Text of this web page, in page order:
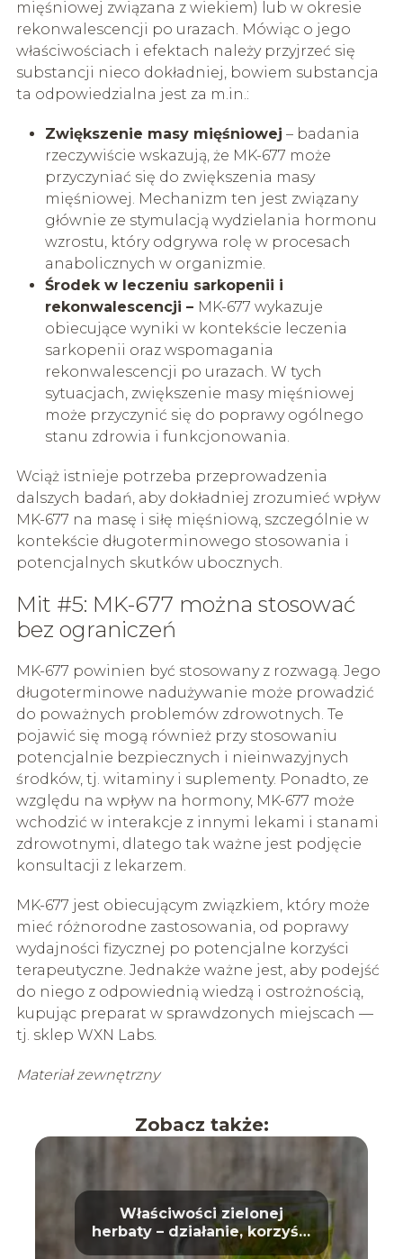
mięśniowej związana z wiekiem) lub w okresie
rekonwalescencji po urazach. Mówiąc o jego
właściwościach i efektach należy przyjrzeć się
substancji nieco dokładniej, bowiem substancja
ta odpowiedzialna jest za m.in.:
Zwiększenie masy mięśniowej – badania
rzeczywiście wskazują, że MK-677 może
przyczyniać się do zwiększenia masy
mięśniowej. Mechanizm ten jest związany
głównie ze stymulacją wydzielania hormonu
wzrostu, który odgrywa rolę w procesach
anabolicznych w organizmie.
Środek w leczeniu sarkopenii i
rekonwalescencji – MK-677 wykazuje
obiecujące wyniki w kontekście leczenia
sarkopenii oraz wspomagania
rekonwalescencji po urazach. W tych
sytuacjach, zwiększenie masy mięśniowej
może przyczynić się do poprawy ogólnego
stanu zdrowia i funkcjonowania.
Wciąż istnieje potrzeba przeprowadzenia
dalszych badań, aby dokładniej zrozumieć wpływ
MK-677 na masę i siłę mięśniową, szczególnie w
kontekście długoterminowego stosowania i
potencjalnych skutków ubocznych.
Mit #5: MK-677 można stosować
bez ograniczeń
MK-677 powinien być stosowany z rozwagą. Jego
długoterminowe nadużywanie może prowadzić
do poważnych problemów zdrowotnych. Te
pojawić się mogą również przy stosowaniu
potencjalnie bezpiecznych i nieinwazyjnych
środków, tj. witaminy i suplementy. Ponadto, ze
względu na wpływ na hormony, MK-677 może
wchodzić w interakcje z innymi lekami i stanami
zdrowotnymi, dlatego tak ważne jest podjęcie
konsultacji z lekarzem.
MK-677 jest obiecującym związkiem, który może
mieć różnorodne zastosowania, od poprawy
wydajności fizycznej po potencjalne korzyści
terapeutyczne. Jednakże ważne jest, aby podejść
do niego z odpowiednią wiedzą i ostrożnością,
kupując preparat w sprawdzonych miejscach —
tj. sklep WXN Labs.
Materiał zewnętrzny
Zobacz także:
Właściwości zielonej
herbaty – działanie, korzyści
i wpływ na zdrowie